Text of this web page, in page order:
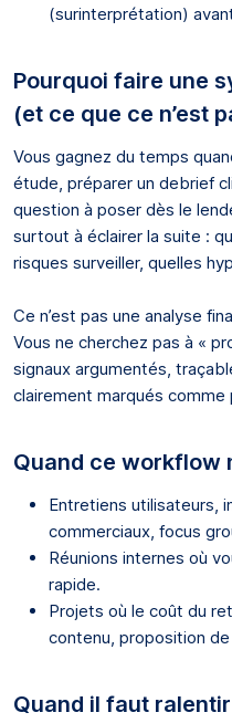
(surinterprétation)
Pourquoi faire une
(et ce que ce n’est
Vous gagnez du temps
étude, préparer un debrief
question à poser dès le
surtout à éclairer la suite :
risques surveiller, quelles
Ce n’est pas une analyse
Vous ne cherchez pas à «
signaux argumentés,
clairement marqués comme
Quand ce workflow
Entretiens utilisateurs,
commerciaux, focus
Réunions internes où
rapide.
Projets où le coût du
contenu, proposition de
Quand il faut ralentir